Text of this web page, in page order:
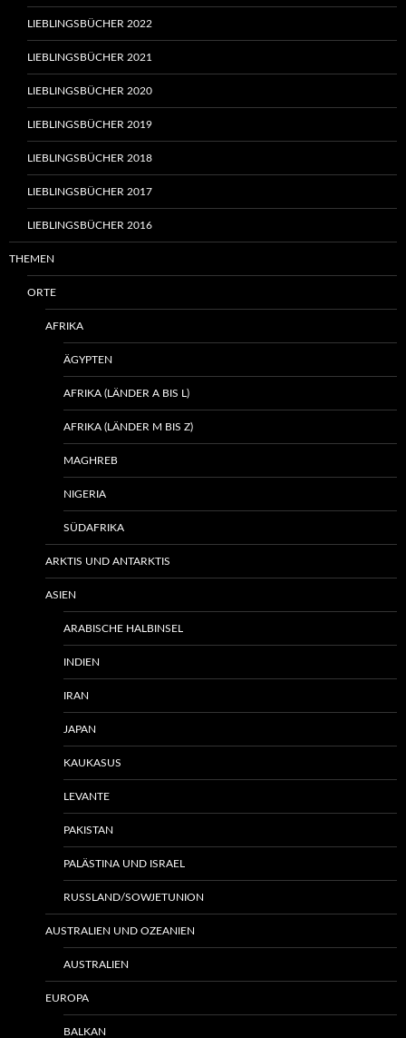
LIEBLINGSBÜCHER 2022
LIEBLINGSBÜCHER 2021
LIEBLINGSBÜCHER 2020
LIEBLINGSBÜCHER 2019
LIEBLINGSBÜCHER 2018
LIEBLINGSBÜCHER 2017
LIEBLINGSBÜCHER 2016
THEMEN
ORTE
AFRIKA
ÄGYPTEN
AFRIKA (LÄNDER A BIS L)
AFRIKA (LÄNDER M BIS Z)
MAGHREB
NIGERIA
SÜDAFRIKA
ARKTIS UND ANTARKTIS
ASIEN
ARABISCHE HALBINSEL
INDIEN
IRAN
JAPAN
KAUKASUS
LEVANTE
PAKISTAN
PALÄSTINA UND ISRAEL
RUSSLAND/SOWJETUNION
AUSTRALIEN UND OZEANIEN
AUSTRALIEN
EUROPA
BALKAN